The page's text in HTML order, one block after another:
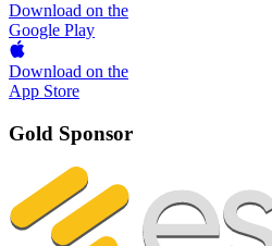
Download on the
Google Play
Download on the
App Store
Gold Sponsor